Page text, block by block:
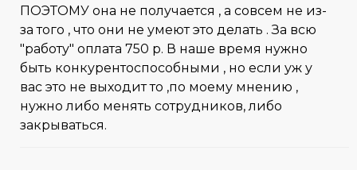
ПОЭТОМУ она не получается , а совсем не из-
за того , что они не умеют это делать . За всю
"работу" оплата 750 р. В наше время нужно
быть конкурентоспособными , но если уж у
вас это не выходит то ,по моему мнению ,
нужно либо менять сотрудников, либо
закрываться.